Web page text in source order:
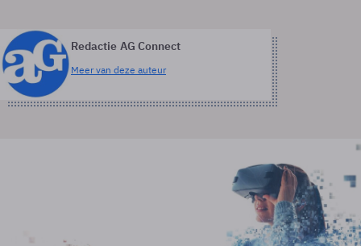
Redactie AG Connect
Meer van deze auteur